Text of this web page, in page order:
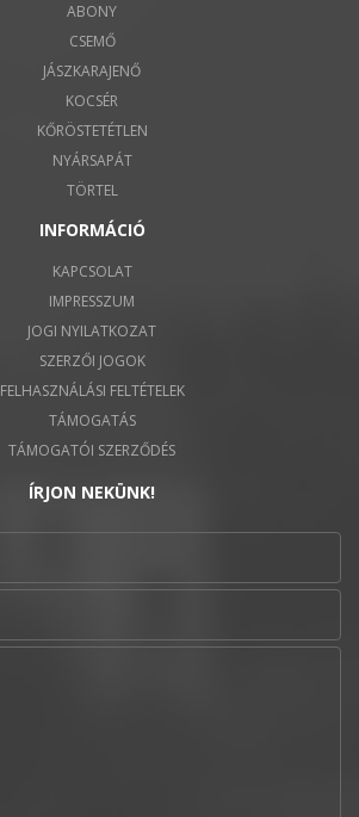
ABONY
CSEMŐ
JÁSZKARAJENŐ
KOCSÉR
KŐRÖSTETÉTLEN
NYÁRSAPÁT
TÖRTEL
INFORMÁCIÓ
KAPCSOLAT
IMPRESSZUM
JOGI NYILATKOZAT
SZERZŐI JOGOK
FELHASZNÁLÁSI FELTÉTELEK
TÁMOGATÁS
TÁMOGATÓI SZERZŐDÉS
ÍRJON NEKÜNK!